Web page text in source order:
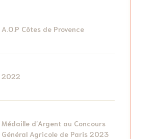
A.O.P Côtes de Provence
2022
Médaille d’Argent au Concours
Général Agricole de Paris 2023